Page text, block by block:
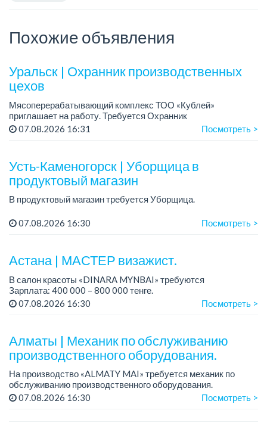
Похожие объявления
Уральск | Охранник производственных
цехов
Мясоперерабатывающий комплекс ТОО «Кублей»
приглашает на работу. Требуется Охранник
производственных цехов....
07.08.2026 16:31 Посмотреть >
Усть-Каменогорск | Уборщица в
продуктовый магазин
В продуктовый магазин требуется Уборщица.
График работы: 6/1, время работы с 08.00 до 18.00, 6 дней в
Мы ищем о...
07.08.2026 16:30 Посмотреть >
Астана | МАСТЕР визажист.
В салон красоты «DINARA MYNBAI» требуются
Зарплата: 400 000 – 800 000 тенге.
07.08.2026 16:30 Посмотреть >
Алматы | Механик по обслуживанию
производственного оборудования.
На производство «ALMATY MAI» требуется механик по
обслуживанию производственного оборудования.
Зарплата: до 500 000 тенге.
07.08.2026 16:30 Посмотреть >